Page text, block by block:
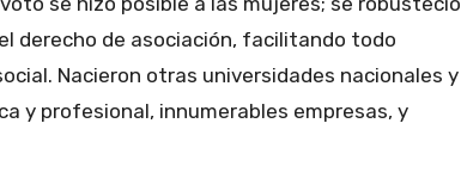
derecho de asociación, facilitando todo
Nacieron otras universidades nacionales y
y profesional, innumerables empresas, y